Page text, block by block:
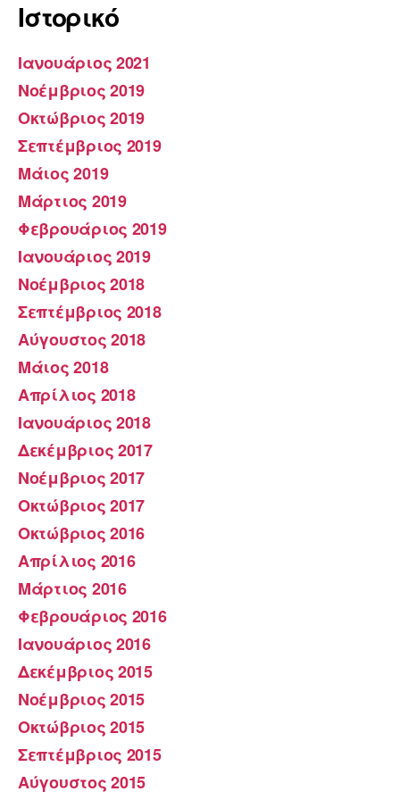
Ιστορικό
Ιανουάριος 2021
Νοέμβριος 2019
Οκτώβριος 2019
Σεπτέμβριος 2019
Μάιος 2019
Μάρτιος 2019
Φεβρουάριος 2019
Ιανουάριος 2019
Νοέμβριος 2018
Σεπτέμβριος 2018
Αύγουστος 2018
Μάιος 2018
Απρίλιος 2018
Ιανουάριος 2018
Δεκέμβριος 2017
Νοέμβριος 2017
Οκτώβριος 2017
Οκτώβριος 2016
Απρίλιος 2016
Μάρτιος 2016
Φεβρουάριος 2016
Ιανουάριος 2016
Δεκέμβριος 2015
Νοέμβριος 2015
Οκτώβριος 2015
Σεπτέμβριος 2015
Αύγουστος 2015